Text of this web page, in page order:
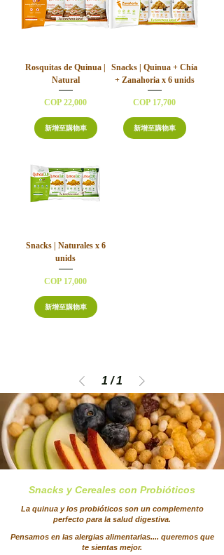
Rosquitas de Quinua |
Natural
價格
COP 22,000
新增至購物車
Snacks | Quinua + Chía
+ Zanahoria x 6 unids
價格
COP 17,700
新增至購物車
Snacks | Naturales x 6
unids
價格
COP 17,000
新增至購物車
1 / 1
Snacks y Cereales con Probióticos
La quinua y los probióticos son un complemento
perfecto para la salud digestiva.
Pensamos en las alergias alimentarias.... queremos que
te sientas mejor.